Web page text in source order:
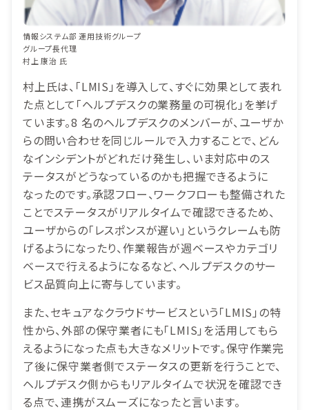
情報システム部 運用技術グループ
グループ長代理
村上 康治 氏
村上氏は、「LMIS」を導入して、すぐに効果として表れ
た点として「ヘルプデスクの業務量の可視化」を挙げ
ています。8 名のヘルプデスクのメンバーが、ユーザか
らの問い合わせを同じルールで入力することで、どん
なインシデントがどれだけ発生し、いま対応中のス
テータスがどうなっているのかも把握できるように
なったのです。承認フロー、ワークフローも整備された
ことでステータスがリアルタイムで確認できるため、
ユーザからの「レスポンスが遅い」というクレームも防
げるようになったり、作業報告が週ベースやカテゴリ
ベースで行えるようになるなど、ヘルプデスクのサー
ビス品質向上に寄与しています。
また、セキュアなクラウドサービスという「LMIS」の特
性から、外部の保守業者にも「LMIS」を活用してもら
えるようになった点も大きなメリットです。保守作業完
了後に保守業者側でステータスの更新を行うことで、
ヘルプデスク側からもリアルタイムで状況を確認でき
る点で、連携がスムーズになったと言います。